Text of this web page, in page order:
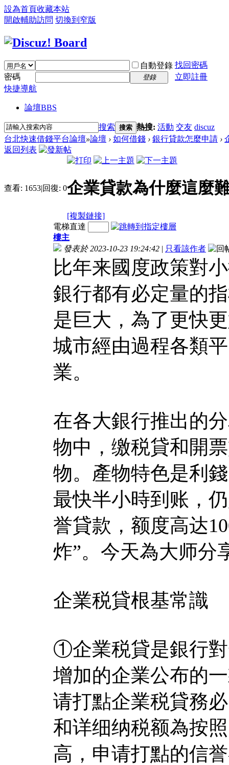
設為首頁收藏本站
開啟輔助訪問 切換到窄版
自動登錄 找回密碼
密碼
登錄
立即註冊
快捷導航
論壇BBS
搜索 搜索 熱搜: 活動 交友 discuz
台北快速借錢平台論壇»論壇 › 如何借錢 › 銀行貸款怎麼申請 ›
返回列表
查看: 1653|回復: 0企業貸款為什麼這麼
[複製鏈接]
電梯直達
樓主
發表於 2023-10-23 19:24:42 | 只看該作者
比年来國度政策對
銀行都有必定量的
是巨大，為了更快
城市經由過程各類
業。
在各大銀行推出的
物中，缴税貸和開
物。產物特色是利
最快半小時到账，
誉貸款，额度高达
炸”。今天為大师分
企業税貸根基常識
①企業税貸是銀行
增加的企業公布的
请打點企業税貸務
和详细纳税额為按
高，申请打點的信